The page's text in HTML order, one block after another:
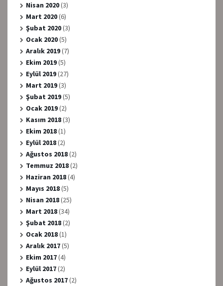
Nisan 2020(3)
Mart 2020(6)
Şubat 2020(3)
Ocak 2020(5)
Aralık 2019(7)
Ekim 2019(5)
Eylül 2019(27)
Mart 2019(3)
Şubat 2019(5)
Ocak 2019(2)
Kasım 2018(3)
Ekim 2018(1)
Eylül 2018(2)
Ağustos 2018(2)
Temmuz 2018(2)
Haziran 2018(4)
Mayıs 2018(5)
Nisan 2018(25)
Mart 2018(34)
Şubat 2018(2)
Ocak 2018(1)
Aralık 2017(5)
Ekim 2017(4)
Eylül 2017(2)
Ağustos 2017(2)